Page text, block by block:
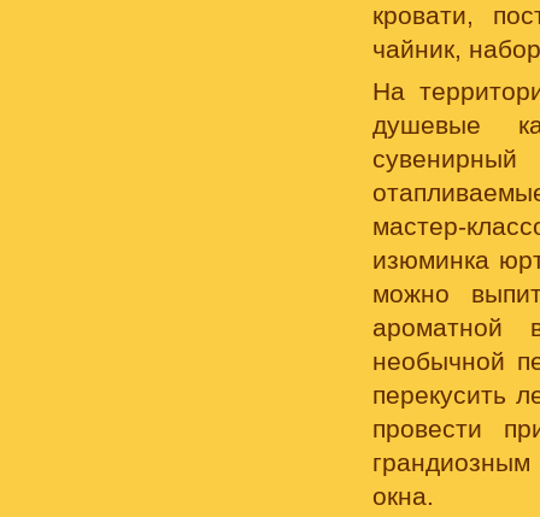
кровати,
чайник,
На
душевые
мастер-
изюминка
можно
ароматной
необычной
перекусить
провести
окна.